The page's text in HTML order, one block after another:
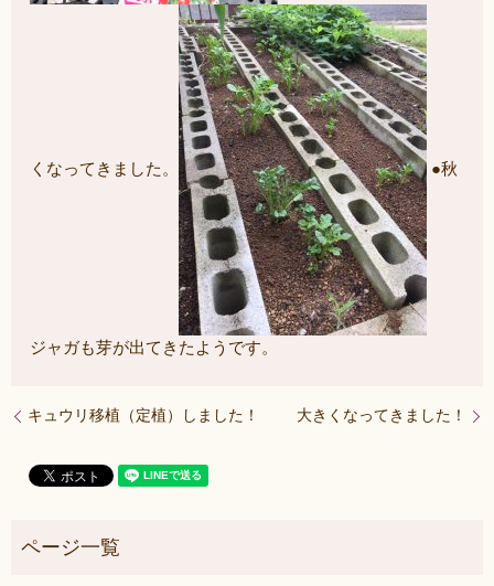
くなってきました。 ●秋
ジャガも芽が出てきたようです。
キュウリ移植（定植）しました！ 大きくなってきました！